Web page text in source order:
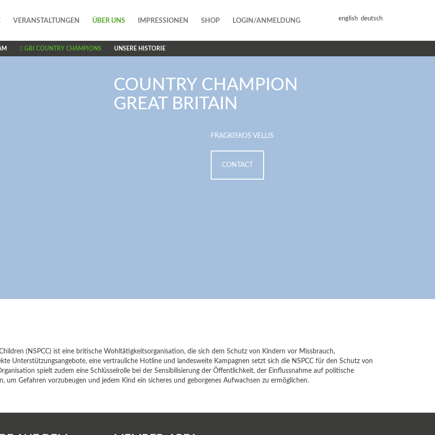
VERANSTALTUNGEN ÜBER UNS IMPRESSIONEN SHOP LOGIN/ANMELDUNG english deutsch
GBI COUNTRY CHAMPIONS UNSERE HISTORIE
COUNTRY CHAMPION
GREAT BRITAIN
FRAGKISKOS VELLIS
CONTACT
(NSPCC) ist eine britische Wohltätigkeitsorganisation, die sich dem Schutz von Kindern vor Missbrauch,
Unterstützungsangebote, eine vertrauliche Hotline und landesweite Kampagnen setzt sich die NSPCC für den Schutz von
spielt zudem eine Schlüsselrolle bei der Sensibilisierung der Öffentlichkeit, der Einflussnahme auf politische
um Gefahren vorzubeugen und jedem Kind ein sicheres und geborgenes Aufwachsen zu ermöglichen.